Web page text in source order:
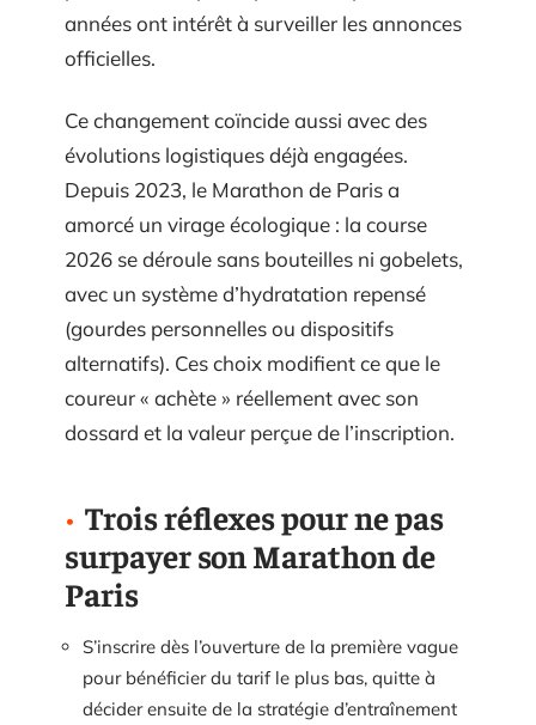
années ont intérêt à surveiller les annonces
officielles.
Ce changement coïncide aussi avec des
évolutions logistiques déjà engagées.
Depuis 2023, le Marathon de Paris a
amorcé un virage écologique : la course
2026 se déroule sans bouteilles ni gobelets,
avec un système d’hydratation repensé
(gourdes personnelles ou dispositifs
alternatifs). Ces choix modifient ce que le
coureur « achète » réellement avec son
dossard et la valeur perçue de l’inscription.
Trois réflexes pour ne pas
surpayer son Marathon de
Paris
S’inscrire dès l’ouverture de la première vague
pour bénéficier du tarif le plus bas, quitte à
décider ensuite de la stratégie d’entraînement